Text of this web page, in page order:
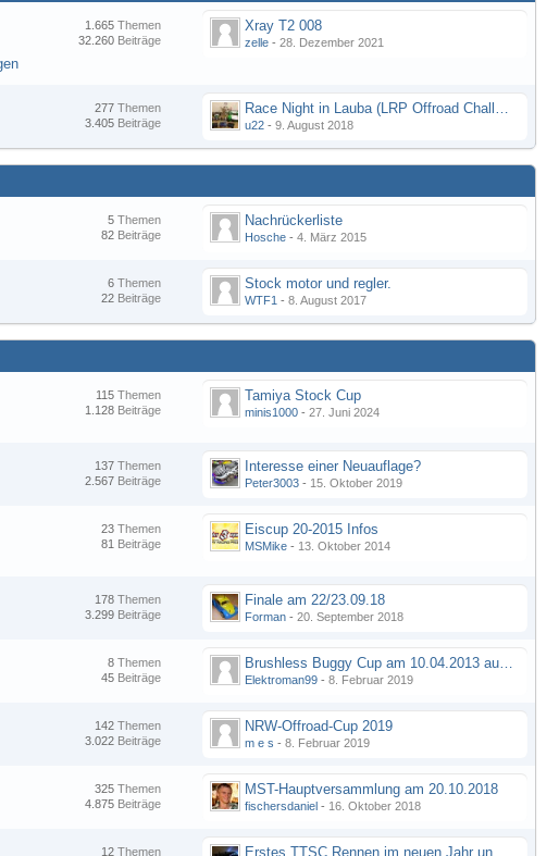
Themen
1.665
Beiträge
32.260
Xray T2 008
zelle - 28. Dezember 2021
Themen
277
Beiträge
3.405
Race Night in Lauba (LRP Offroad Challenge und freie Klassen) 25/26.08
u22 - 9. August 2018
Themen
5
Beiträge
82
Nachrückerliste
Hosche - 4. März 2015
Themen
6
Beiträge
22
Stock motor und regler.
WTF1 - 8. August 2017
Themen
115
Beiträge
1.128
Tamiya Stock Cup
minis1000 - 27. Juni 2024
Themen
137
Beiträge
2.567
Interesse einer Neuauflage?
Peter3003 - 15. Oktober 2019
Themen
23
Beiträge
81
Eiscup 20-2015 Infos
MSMike - 13. Oktober 2014
Themen
178
Beiträge
3.299
Finale am 22/23.09.18
Forman - 20. September 2018
Themen
8
Beiträge
45
Brushless Buggy Cup am 10.04.2013 auf der Intermodellbau in Dortmund
Elektroman99 - 8. Februar 2019
Themen
142
Beiträge
3.022
NRW-Offroad-Cup 2019
m e s - 8. Februar 2019
Themen
325
Beiträge
4.875
MST-Hauptversammlung am 20.10.2018
fischersdaniel - 16. Oktober 2018
Themen
12